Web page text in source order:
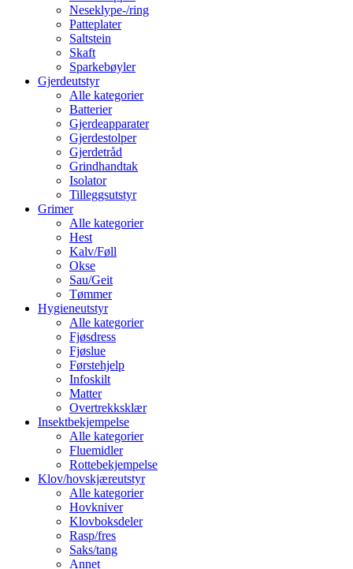
Neseklype-/ring
Patteplater
Saltstein
Skaft
Sparkebøyler
Gjerdeutstyr
Alle kategorier
Batterier
Gjerdeapparater
Gjerdestolper
Gjerdetråd
Grindhandtak
Isolator
Tilleggsutstyr
Grimer
Alle kategorier
Hest
Kalv/Føll
Okse
Sau/Geit
Tømmer
Hygieneutstyr
Alle kategorier
Fjøsdress
Fjøslue
Førstehjelp
Infoskilt
Matter
Overtrekksklær
Insektbekjempelse
Alle kategorier
Fluemidler
Rottebekjempelse
Klov/hovskjæreutstyr
Alle kategorier
Hovkniver
Klovboksdeler
Rasp/fres
Saks/tang
Annet